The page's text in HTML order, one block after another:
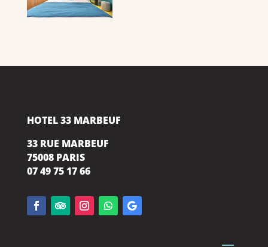
HOTEL 33 MARBEUF
33 RUE MARBEUF
75008 PARIS
07 49 75 17 66